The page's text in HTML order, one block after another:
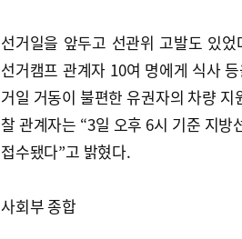
선거일을 앞두고 선관위 고발도 있
선거캠프 관계자 10여 명에게 식사
거일 거동이 불편한 유권자의 차량
찰 관계자는 “3일 오후 6시 기준 지
접수됐다”고 밝혔다.
사회부 종합